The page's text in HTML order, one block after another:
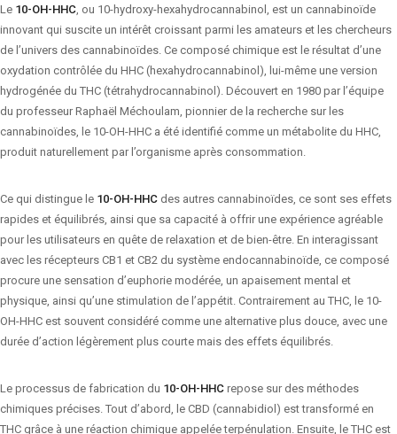
Le 10-OH-HHC , ou 10-hydroxy-hexahydrocannabinol, est un cannabinoïde
innovant qui suscite un intérêt croissant parmi les amateurs et les chercheurs
de l’univers des cannabinoïdes. Ce composé chimique est le résultat d’une
oxydation contrôlée du HHC (hexahydrocannabinol), lui-même une version
hydrogénée du THC (tétrahydrocannabinol). Découvert en 1980 par l’équipe
du professeur Raphaël Méchoulam, pionnier de la recherche sur les
cannabinoïdes, le 10-OH-HHC a été identifié comme un métabolite du HHC,
produit naturellement par l’organisme après consommation.
Ce qui distingue le 10-OH-HHC des autres cannabinoïdes, ce sont ses effets
rapides et équilibrés, ainsi que sa capacité à offrir une expérience agréable
pour les utilisateurs en quête de relaxation et de bien-être. En interagissant
avec les récepteurs CB1 et CB2 du système endocannabinoïde, ce composé
procure une sensation d’euphorie modérée, un apaisement mental et
physique, ainsi qu’une stimulation de l’appétit. Contrairement au THC, le 10-
OH-HHC est souvent considéré comme une alternative plus douce, avec une
durée d’action légèrement plus courte mais des effets équilibrés.
Le processus de fabrication du 10-OH-HHC repose sur des méthodes
chimiques précises. Tout d’abord, le CBD (cannabidiol) est transformé en
THC grâce à une réaction chimique appelée terpénulation. Ensuite, le THC est